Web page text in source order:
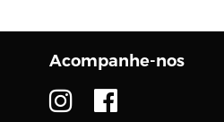
com os novos...
Acompanhe-nos